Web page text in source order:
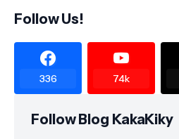
Follow Us!
336 74k
Follow Blog KakaKiky